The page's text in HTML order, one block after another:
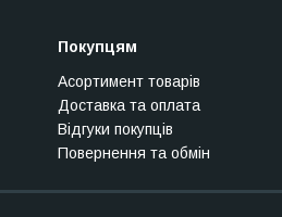
Покупцям
Асортимент товарів
Доставка та оплата
Відгуки покупців
Повернення та обмін